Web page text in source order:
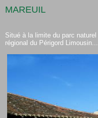
MAREUIL
Situé à la limite du parc naturel
régional du Périgord Limousin...